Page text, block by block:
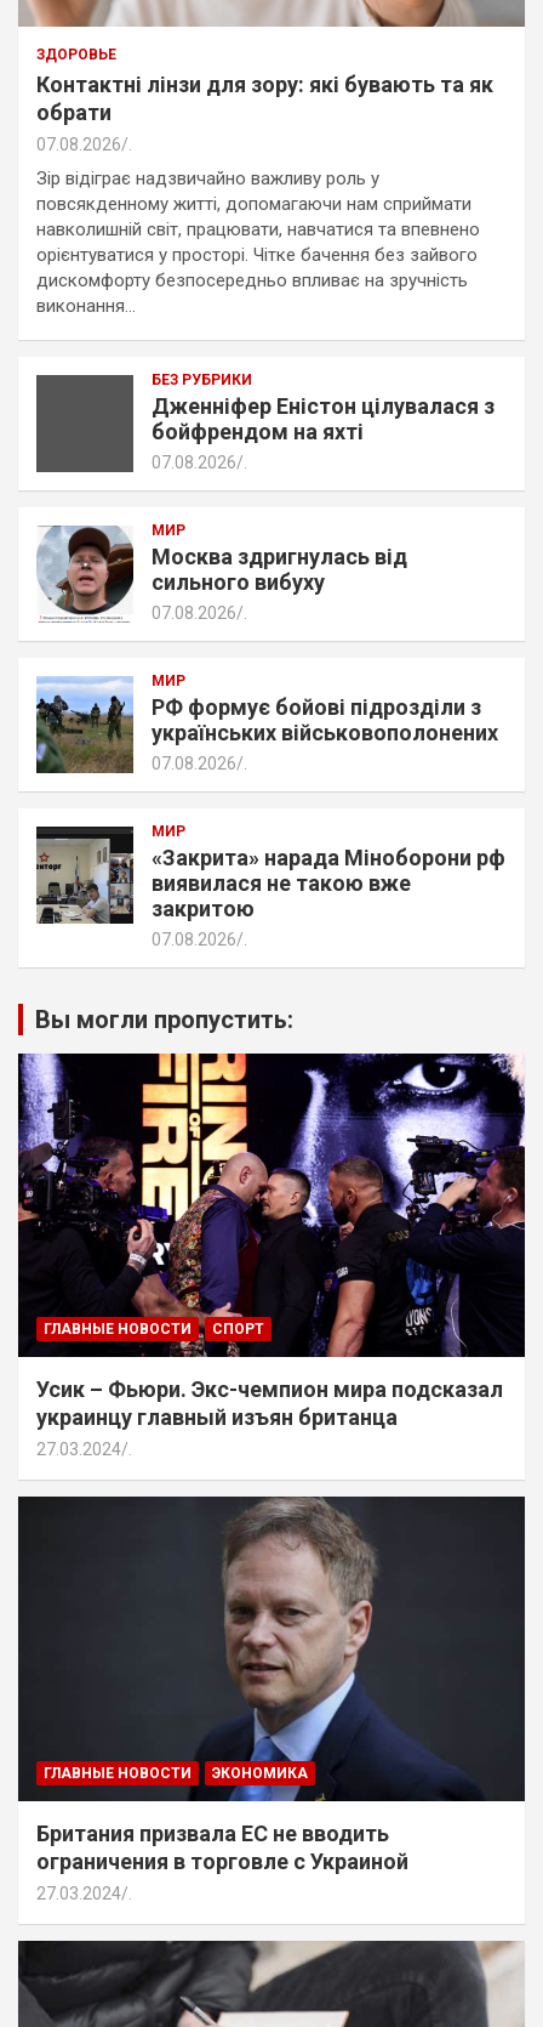
ЗДОРОВЬЕ
Контактні лінзи для зору: які бувають та як
обрати
07.08.2026
Зір відіграє надзвичайно важливу роль у
повсякденному житті, допомагаючи нам сприймати
навколишній світ, працювати, навчатися та впевнено
орієнтуватися у просторі. Чітке бачення без зайвого
дискомфорту безпосередньо впливає на зручність
виконання…
БЕЗ РУБРИКИ
Дженніфер Еністон цілувалася з
бойфрендом на яхті
07.08.2026
МИР
Москва здригнулась від
сильного вибуху
07.08.2026
МИР
РФ формує бойові підрозділи з
українських військовополонених
07.08.2026
МИР
«Закрита» нарада Міноборони рф
виявилася не такою вже
закритою
07.08.2026
Вы могли пропустить:
ГЛАВНЫЕ НОВОСТИ СПОРТ
Усик – Фьюри. Экс-чемпион мира подсказал
украинцу главный изъян британца
27.03.2024 .
ГЛАВНЫЕ НОВОСТИ ЭКОНОМИКА
Британия призвала ЕС не вводить
ограничения в торговле с Украиной
27.03.2024